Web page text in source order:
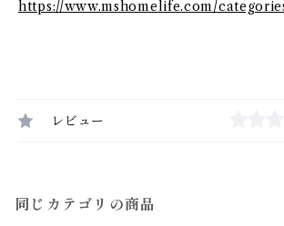
https://www.mshomelife.com/
レビュー
同じカテゴリの商品